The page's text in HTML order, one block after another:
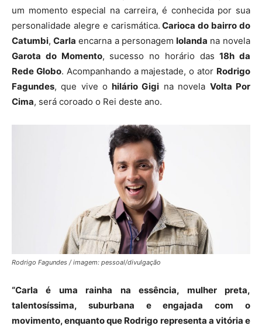
um momento especial na carreira, é conhecida por sua
personalidade alegre e carismática. Carioca do bairro do
Catumbi, Carla encarna a personagem Iolanda na novela
Garota do Momento, sucesso no horário das18h da
Rede Globo. Acompanhando a majestade, o ator Rodrigo
Fagundes, que vive o hilário Gigi na novela Volta Por
Cima, será coroado o Rei deste ano.
Rodrigo Fagundes / imagem: pessoal/divulgação
“Carla é uma rainha na essência, mulher preta,
talentosíssima, suburbana e engajada com o
movimento, enquanto que Rodrigo representa a vitória e